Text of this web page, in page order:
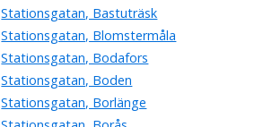
Stationsgatan, Bastuträsk
Stationsgatan, Blomstermåla
Stationsgatan, Bodafors
Stationsgatan, Boden
Stationsgatan, Borlänge